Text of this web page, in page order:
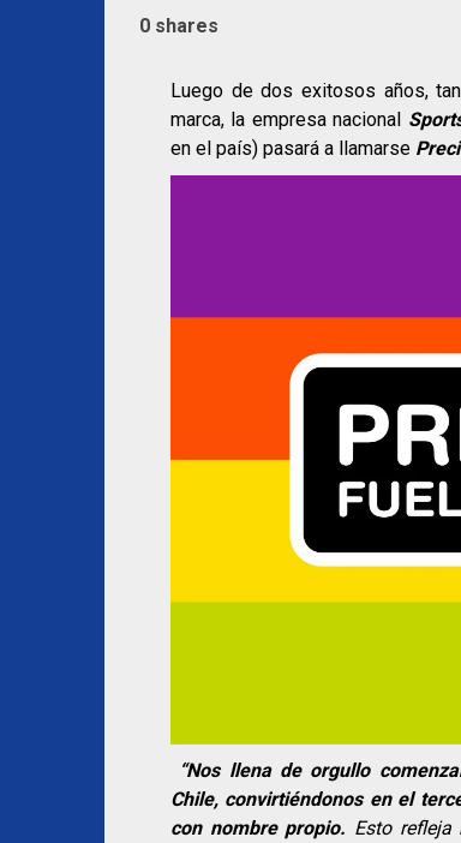
0 shares
Luego de dos exitosos años,
marca, la empresa nacional
en el país) pasará a llamarse
“Nos llena de orgullo
Chile, convirtiéndonos en el
con nombre propio. Esto